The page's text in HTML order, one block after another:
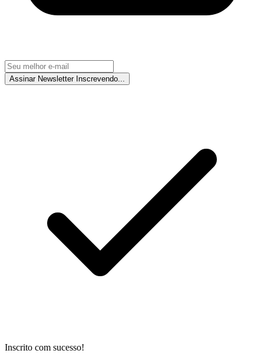
Assinar Newsletter Inscrevendo...
Inscrito com sucesso!